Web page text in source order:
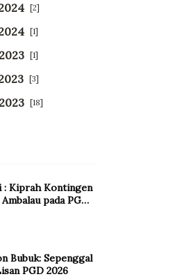
[2]
[1]
[1]
[3]
[18]
: Kiprah Kontingen
pada PGD
Bubuk: Sepenggal
PGD 2026